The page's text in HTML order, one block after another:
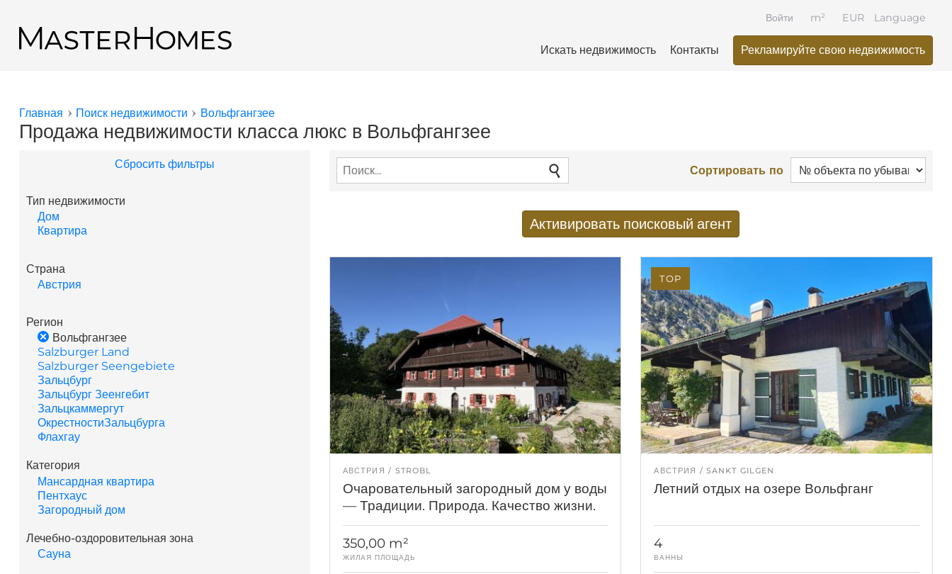
Language
Искать недвижимость Контакты Рекламируйте свою недвижимость
Войти EUR
m²
Назад к результатам поиска
Вы здесь
Главная Поиск недвижимости Вольфгангзее
Продажа недвижимости класса люкс в Вольфгангзее
Сбросить фильтры
Тип недвижимости
Дом
Квартира
Страна
Австрия
Регион
Вольфгангзее
Salzburger Land
Salzburger Seengebiete
Зальцбург
Зальцбург Зеенгебит
Зальцкаммергут
ОкрестностиЗальцбурга
Флахгау
Категория
Мансардная квартира
Пентхаус
Загородный дом
Лечебно-оздоровительная зона
Сауна
Сортировать по
Активировать поисковый агент
АВСТРИЯ STROBL
Очаровательный загородный дом у воды
— Традиции. Природа. Качество жизни.
350,00 m²
ЖИЛАЯ ПЛОЩАДЬ
АВСТРИЯ SANKT GILGEN
Летний отдых на озере Вольфганг
4
ВАННЫ
TOP